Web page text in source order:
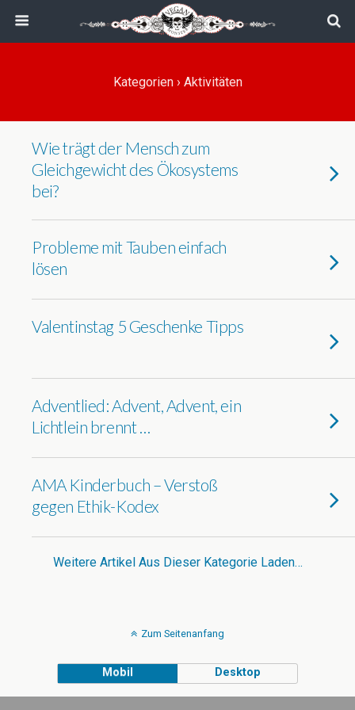
Kategorien › Aktivitäten
Wie trägt der Mensch zum
Gleichgewicht des Ökosystems
bei?
Probleme mit Tauben einfach
lösen
Valentinstag 5 Geschenke Tipps
Adventlied: Advent, Advent, ein
Lichtlein brennt …
AMA Kinderbuch – Verstoß
gegen Ethik-Kodex
Weitere Artikel Aus Dieser Kategorie Laden…
Zum Seitenanfang
Mobil Desktop